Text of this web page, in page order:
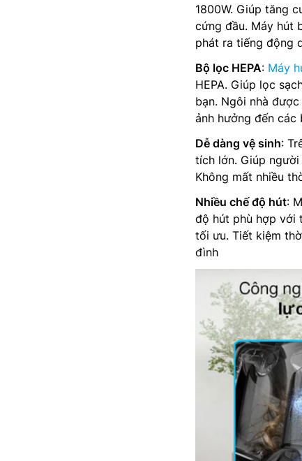
1800W. Giúp tăng
cứng đầu. Máy hút
phát ra tiếng động
Bộ lọc HEPA: Máy
HEPA. Giúp lọc
bạn. Ngôi nhà
ảnh hưởng đến các
Dễ dàng vệ sinh:
tích lớn. Giúp
Không mất nhiều
Nhiều chế độ hút:
độ hút phù hợp với
tối ưu. Tiết kiệm
đình